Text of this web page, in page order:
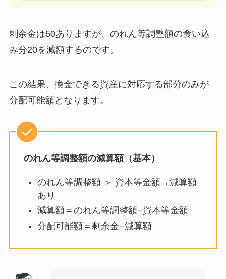
剰余金は50ありますが、のれん等調整額の食い込
み分20を減額するのです。
この結果、換金できる資産に対応する部分のみが
分配可能額となります。
のれん等調整額の減算額（基本）
のれん等調整額 ＞ 資本等金額→減算額
あり
減算額＝のれん等調整額−資本等金額
分配可能額＝剰余金−減算額